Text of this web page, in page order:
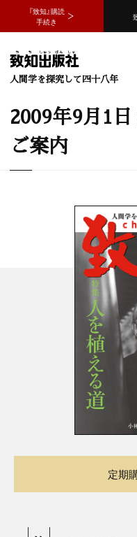
『致知』購読
手続き
人間学を探究して四十八年
2009年9月1
ご案内
定期